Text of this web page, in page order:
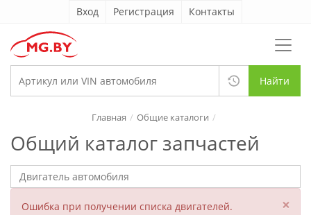
Вход Регистрация Контакты
Найти
Общий каталог запчастей
Главная Общие каталоги
Ошибка при получении списка двигателей. ×